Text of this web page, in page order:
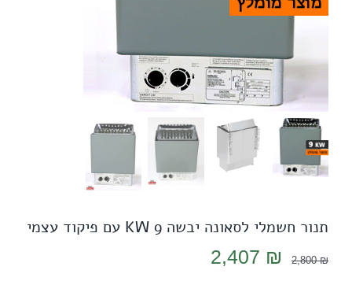
תנור חשמלי לסאונה יבשה 9 KW עם פיקוד עצמי
2,800₪
המחיר
2,407 ₪